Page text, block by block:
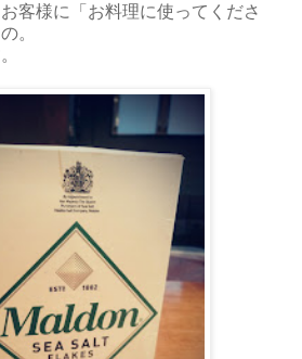
客様に「お料理に使ってくださ
。